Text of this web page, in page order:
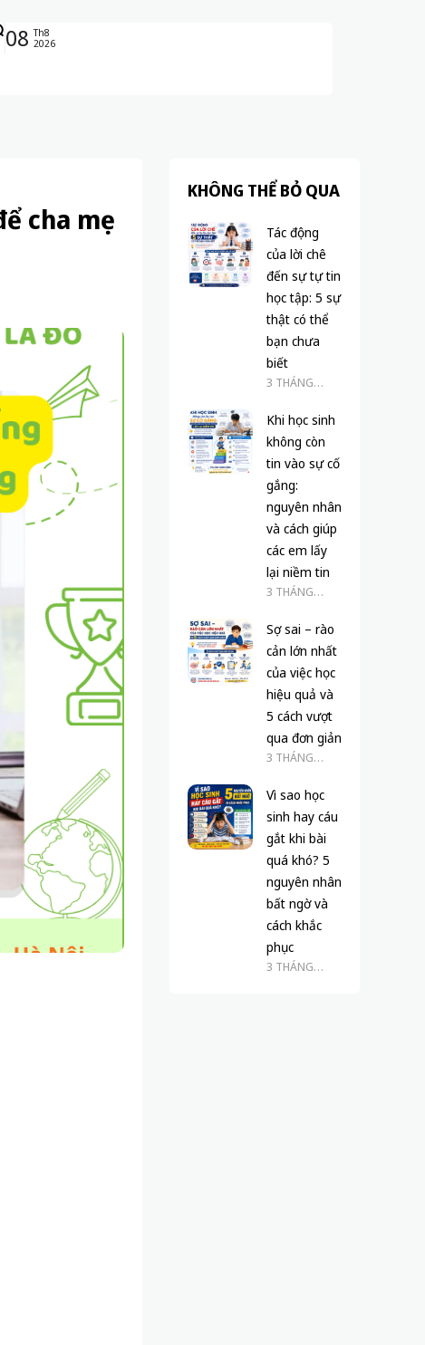
08 Th8
2026
cha mẹ
KHÔNG THỂ BỎ QUA
Tác động
của lời chê
đến sự tự tin
học tập: 5 sự
thật có thể
bạn chưa
biết
3 THÁNG
Khi học sinh
không còn
tin vào sự cố
gắng:
nguyên nhân
và cách giúp
các em lấy
lại niềm tin
3 THÁNG
Sợ sai – rào
cản lớn nhất
của việc học
hiệu quả và
5 cách vượt
qua đơn giản
3 THÁNG
Vì sao học
sinh hay cáu
gắt khi bài
quá khó? 5
nguyên nhân
bất ngờ và
cách khắc
phục
3 THÁNG